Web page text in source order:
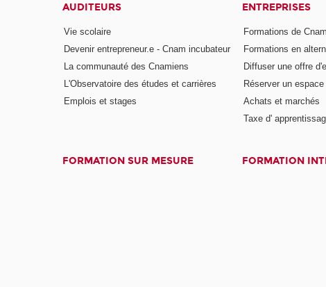
AUDITEURS
Vie scolaire
Devenir entrepreneur.e - Cnam incubateur
La communauté des Cnamiens
L'Observatoire des études et carrières
Emplois et stages
ENTREPRISES
Formations de
Formations en
Diffuser une offre
Réserver un espace
Achats et marchés
Taxe d'
FORMATION SUR MESURE FORMATION